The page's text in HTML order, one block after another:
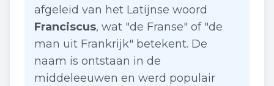
afgeleid van het Latijnse woord
Franciscus, wat "de Franse" of "de
man uit Frankrijk" betekent. De
naam is ontstaan in de
middeleeuwen en werd populair